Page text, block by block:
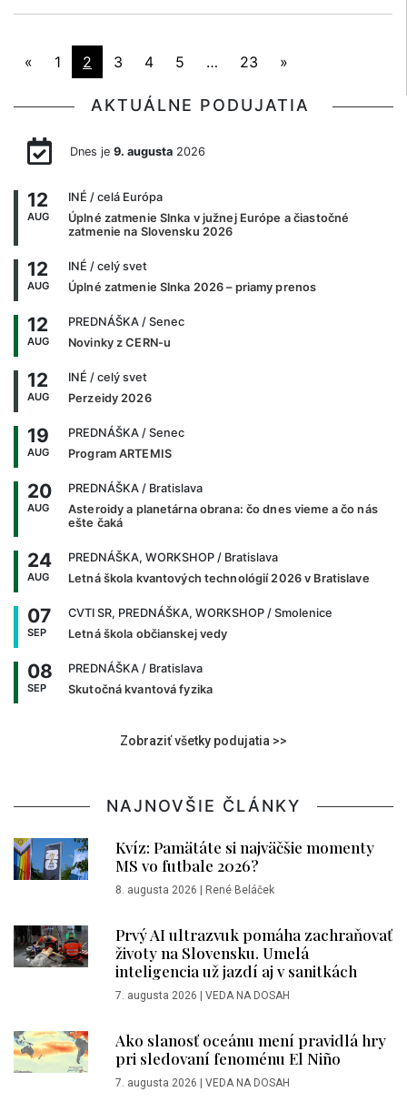
« 1 2 3 4 5 … 23 »
AKTUÁLNE PODUJATIA
Dnes je 9. augusta2026
12
AUG
INÉ / celá Európa
Úplné zatmenie Slnka v južnej Európe a čiastočné
zatmenie na Slovensku 2026
12
AUG
INÉ / celý svet
Úplné zatmenie Slnka 2026 – priamy prenos
12
AUG
PREDNÁŠKA / Senec
Novinky z CERN-u
12
AUG
INÉ / celý svet
Perzeidy 2026
19
AUG
PREDNÁŠKA / Senec
Program ARTEMIS
20
AUG
PREDNÁŠKA / Bratislava
Asteroidy a planetárna obrana: čo dnes vieme a čo nás
ešte čaká
24
AUG
PREDNÁŠKA, WORKSHOP / Bratislava
Letná škola kvantových technológií 2026 v Bratislave
07
SEP
CVTI SR, PREDNÁŠKA, WORKSHOP / Smolenice
Letná škola občianskej vedy
08
SEP
PREDNÁŠKA / Bratislava
Skutočná kvantová fyzika
Zobraziť všetky podujatia >>
NAJNOVŠIE ČLÁNKY
Kvíz: Pamätáte si najväčšie momenty
MS vo futbale 2026?
8. augusta 2026 | René Beláček
Prvý AI ultrazvuk pomáha zachraňovať
životy na Slovensku. Umelá
inteligencia už jazdí aj v sanitkách
7. augusta 2026 | VEDA NA DOSAH
Ako slanosť oceánu mení pravidlá hry
pri sledovaní fenoménu El Niño
7. augusta 2026 | VEDA NA DOSAH